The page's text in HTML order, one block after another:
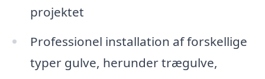
projektet
Professionel installation af forskellige
typer gulve, herunder trægulve,